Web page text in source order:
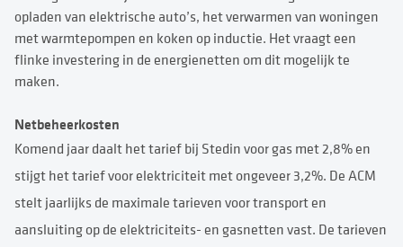
opladen van elektrische auto’s, het verwarmen van woningen
met warmtepompen en koken op inductie. Het vraagt een
flinke investering in de energienetten om dit mogelijk te
maken.
Netbeheerkosten
Komend jaar daalt het tarief bij Stedin voor gas met 2,8% en
stijgt het tarief voor elektriciteit met ongeveer 3,2%. De ACM
stelt jaarlijks de maximale tarieven voor transport en
aansluiting op de elektriciteits- en gasnetten vast. De tarieven